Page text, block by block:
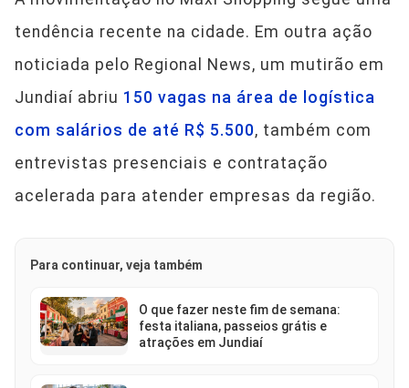
tendência recente na cidade. Em outra ação
noticiada pelo Regional News, um mutirão em
Jundiaí abriu 150 vagas na área de logística
com salários de até R$ 5.500, também com
entrevistas presenciais e contratação
acelerada para atender empresas da região.
Para continuar, veja também
O que fazer neste fim de semana:
festa italiana, passeios grátis e
atrações em Jundiaí